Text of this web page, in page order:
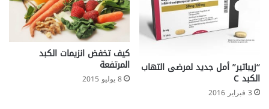
“زيباتير” أمل جديد لمرضى التهاب
الكبد C
3 فبراير 2016
كيف تخفض انزيمات الكبد
المرتفعة
8 يوليو 2015